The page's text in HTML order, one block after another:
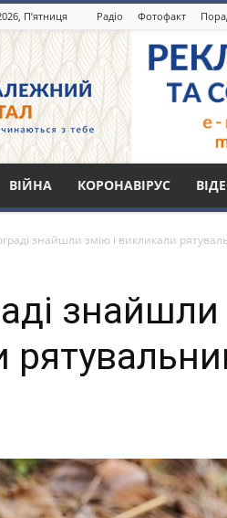
П’ятниця Радіо Фотофакт
ВІЙНА КОРОНАВІРУС
знайшли змію і викликали
знайшли